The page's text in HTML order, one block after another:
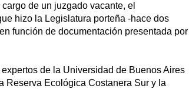
de un juzgado vacante, el
hizo la Legislatura porteña -hace dos
función de documentación presentada por
de la Universidad de Buenos Aires
Reserva Ecológica Costanera Sur y la